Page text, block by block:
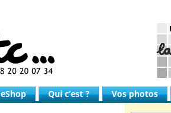
eShop Qui c’est ? Vos photos